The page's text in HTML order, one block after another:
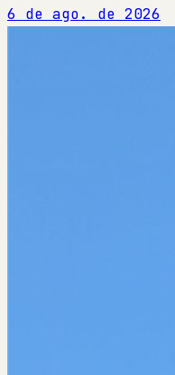
6 de ago. de 2026